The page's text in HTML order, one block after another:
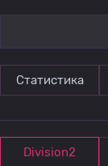
Статистика
Division2